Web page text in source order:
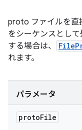
proto ファイルを直
をシーケンスとし
する場合は、
れます。
パラメータ
protoFile